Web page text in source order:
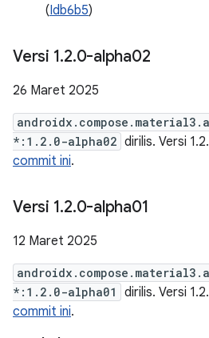
(Idb6b5)
Versi 1.2.0-alpha02
26 Maret 2025
*:1.2.0-alpha02 dirilis. Versi
commit ini.
Versi 1.2.0-alpha01
12 Maret 2025
*:1.2.0-alpha01
dirilis. Versi
commit ini.